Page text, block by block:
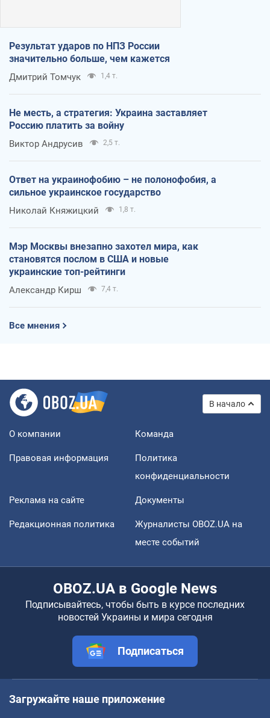
Результат ударов по НПЗ России
значительно больше, чем кажется
Дмитрий Томчук 1,4 т.
Не месть, а стратегия: Украина заставляет
Россию платить за войну
Виктор Андрусив 2,5 т.
Ответ на украинофобию – не полонофобия, а
сильное украинское государство
Николай Княжицкий 1,8 т.
Мэр Москвы внезапно захотел мира, как
становятся послом в США и новые
украинские топ-рейтинги
Александр Кирш 7,4 т.
Все мнения
В начало
О компании Команда
Правовая информация
Политика
конфиденциальности
Реклама на сайте Документы
Редакционная политика
Журналисты OBOZ.UA на
месте событий
OBOZ.UA в Google News
Подписывайтесь, чтобы быть в курсе последних
новостей Украины и мира сегодня
Подписаться
Загружайте наше приложение